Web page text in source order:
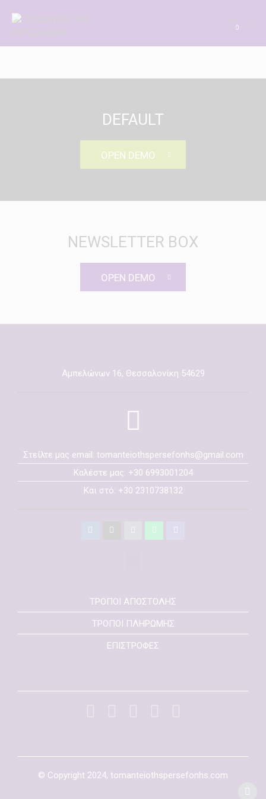
0
DEFAULT
OPEN DEMO
NEWSLETTER BOX
OPEN DEMO
Αμπελώνων 16, Θεσσαλονίκη 54629
Στείλτε μας email: tomanteiothspersefonhs@gmail.com
Καλέστε μας: +30 6993001204
Και στό: +30 2310738132
ΤΡΟΠΟΙ ΑΠΟΣΤΟΛΗΣ
ΤΡΟΠΟΙ ΠΛΗΡΩΜΗΣ
ΕΠΙΣΤΡΟΦΕΣ
© Copyright 2024, tomanteiothspersefonhs.com